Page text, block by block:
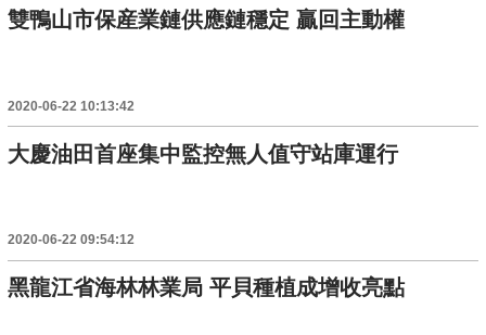
雙鴨山市保産業鏈供應鏈穩定 贏回主動權
2020-06-22 10:13:42
大慶油田首座集中監控無人值守站庫運行
2020-06-22 09:54:12
黑龍江省海林林業局 平貝種植成增收亮點